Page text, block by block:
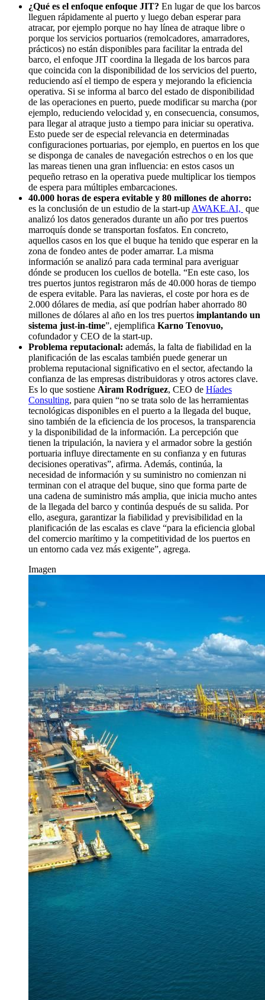
¿Qué es el enfoque enfoque JIT? En lugar de que los barcos
lleguen rápidamente al puerto y luego deban esperar para
atracar, por ejemplo porque no hay línea de atraque libre o
porque los servicios portuarios (remolcadores, amarradores,
prácticos) no están disponibles para facilitar la entrada del
barco, el enfoque JIT coordina la llegada de los barcos para
que coincida con la disponibilidad de los servicios del puerto,
reduciendo así el tiempo de espera y mejorando la eficiencia
operativa. Si se informa al barco del estado de disponibilidad
de las operaciones en puerto, puede modificar su marcha (por
ejemplo, reduciendo velocidad y, en consecuencia, consumos,
para llegar al atraque justo a tiempo para iniciar su operativa.
Esto puede ser de especial relevancia en determinadas
configuraciones portuarias, por ejemplo, en puertos en los que
se disponga de canales de navegación estrechos o en los que
las mareas tienen una gran influencia: en estos casos un
pequeño retraso en la operativa puede multiplicar los tiempos
de espera para múltiples embarcaciones.
40.000 horas de espera evitable y 80 millones de ahorro:
es la conclusión de un estudio de la start-up AWAKE.AI, que
analizó los datos generados durante un año por tres puertos
marroquís donde se transportan fosfatos. En concreto,
aquellos casos en los que el buque ha tenido que esperar en la
zona de fondeo antes de poder amarrar. La misma
información se analizó para cada terminal para averiguar
dónde se producen los cuellos de botella. “En este caso, los
tres puertos juntos registraron más de 40.000 horas de tiempo
de espera evitable. Para las navieras, el coste por hora es de
2.000 dólares de media, así que podrían haber ahorrado 80
millones de dólares al año en los tres puertos implantando un
sistema just-in-time”, ejemplifica Karno Tenovuo,
cofundador y CEO de la start-up.
Problema reputacional: además, la falta de fiabilidad en la
planificación de las escalas también puede generar un
problema reputacional significativo en el sector, afectando la
confianza de las empresas distribuidoras y otros actores clave.
Es lo que sostiene Airam Rodríguez, CEO de Híades
Consulting, para quien “no se trata solo de las herramientas
tecnológicas disponibles en el puerto a la llegada del buque,
sino también de la eficiencia de los procesos, la transparencia
y la disponibilidad de la información. La percepción que
tienen la tripulación, la naviera y el armador sobre la gestión
portuaria influye directamente en su confianza y en futuras
decisiones operativas”, afirma. Además, continúa, la
necesidad de información y su suministro no comienzan ni
terminan con el atraque del buque, sino que forma parte de
una cadena de suministro más amplia, que inicia mucho antes
de la llegada del barco y continúa después de su salida. Por
ello, asegura, garantizar la fiabilidad y previsibilidad en la
planificación de las escalas es clave “para la eficiencia global
del comercio marítimo y la competitividad de los puertos en
un entorno cada vez más exigente”, agrega.
Imagen